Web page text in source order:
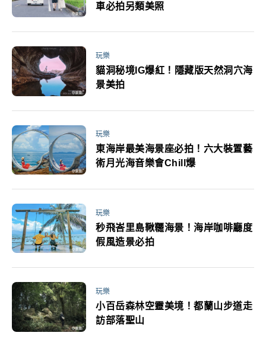
車必拍另類美照
玩樂
貓洞秘境IG爆紅！隱藏版天然洞穴海
景美拍
玩樂
東海岸最美海景座必拍！六大裝置藝
術月光海音樂會Chill爆
玩樂
秒飛峇里島鞦韆海景！海岸咖啡廳度
假風造景必拍
玩樂
小百岳森林空靈美境！都蘭山步道走
訪部落聖山